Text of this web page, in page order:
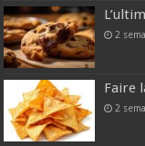
2
Faire
2